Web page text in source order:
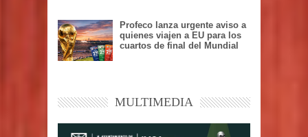
Profeco lanza urgente aviso a
quienes viajen a EU para los
cuartos de final del Mundial
MULTIMEDIA